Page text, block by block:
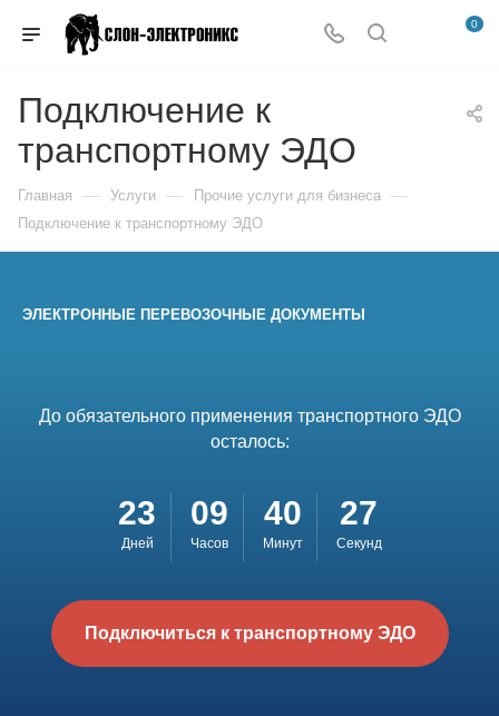
0
Подключение к
транспортному ЭДО
Главная — Услуги — Прочие услуги для бизнеса —
Подключение к транспортному ЭДО
ЭЛЕКТРОННЫЕ ПЕРЕВОЗОЧНЫЕ ДОКУМЕНТЫ
До обязательного применения транспортного ЭДО
осталось:
23
Дней
09
Часов
40
Минут
26
Секунд
Подключиться к транспортному ЭДО